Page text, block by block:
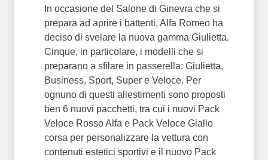
In occasione del Salone di Ginevra che si
prepara ad aprire i battenti, Alfa Romeo ha
deciso di svelare la nuova gamma Giulietta.
Cinque, in particolare, i modelli che si
preparano a sfilare in passerella: Giulietta,
Business, Sport, Super e Veloce. Per
ognuno di questi allestimenti sono proposti
ben 6 nuovi pacchetti, tra cui i nuovi Pack
Veloce Rosso Alfa e Pack Veloce Giallo
corsa per personalizzare la vettura con
contenuti estetici sportivi e il nuovo Pack